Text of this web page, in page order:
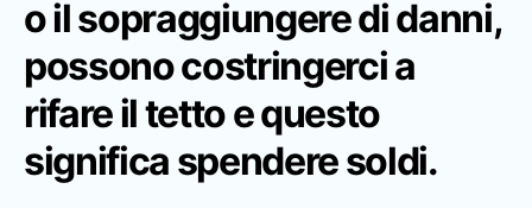
o il sopraggiungere di danni,
possono costringerci a
rifare il tettoe questo
significa spendere soldi.